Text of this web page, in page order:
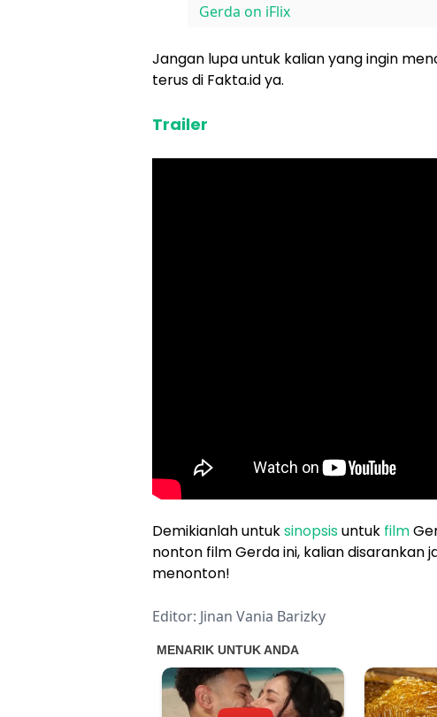
Gerda on iFlix
Jangan lupa untuk kalian yang ingin
terus di Fakta.id ya.
Trailer
Demikianlah untuksinopsisuntuk film
nonton film Gerda ini, kalian disarankan
menonton!
Editor: Jinan Vania Barizky